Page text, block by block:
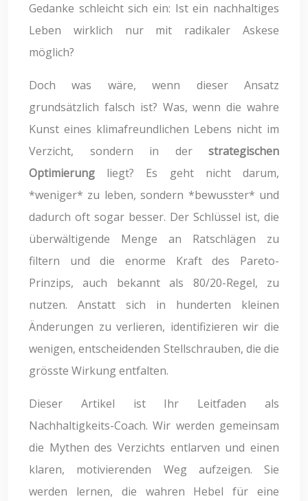
Gedanke schleicht sich ein: Ist ein nachhaltiges
Leben wirklich nur mit radikaler Askese
möglich?
Doch was wäre, wenn dieser Ansatz
grundsätzlich falsch ist? Was, wenn die wahre
Kunst eines klimafreundlichen Lebens nicht im
Verzicht, sondern in der strategischen
Optimierung liegt? Es geht nicht darum,
*weniger* zu leben, sondern *bewusster* und
dadurch oft sogar besser. Der Schlüssel ist, die
überwältigende Menge an Ratschlägen zu
filtern und die enorme Kraft des Pareto-
Prinzips, auch bekannt als 80/20-Regel, zu
nutzen. Anstatt sich in hunderten kleinen
Änderungen zu verlieren, identifizieren wir die
wenigen, entscheidenden Stellschrauben, die die
grösste Wirkung entfalten.
Dieser Artikel ist Ihr Leitfaden als
Nachhaltigkeits-Coach. Wir werden gemeinsam
die Mythen des Verzichts entlarven und einen
klaren, motivierenden Weg aufzeigen. Sie
werden lernen, die wahren Hebel für eine